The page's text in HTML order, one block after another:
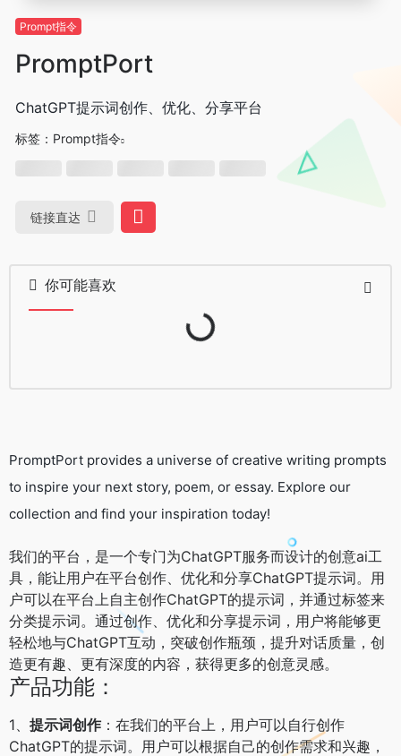
Prompt指令
PromptPort
ChatGPT提示词创作、优化、分享平台
标签： Prompt指令
链接直达
你可能喜欢
Loading...
PromptPort provides a universe of creative writing prompts
to inspire your next story, poem, or essay. Explore our
collection and find your inspiration today!
我们的平台，是一个专门为ChatGPT服务而设计的创意ai工
具，能让用户在平台创作、优化和分享ChatGPT提示词。用
户可以在平台上自主创作ChatGPT的提示词，并通过标签来
分类提示词。通过创作、优化和分享提示词，用户将能够更
轻松地与ChatGPT互动，突破创作瓶颈，提升对话质量，创
造更有趣、更有深度的内容，获得更多的创意灵感。
产品功能：
1、 提示词创作：在我们的平台上，用户可以自行创作
ChatGPT的提示词。用户可以根据自己的创作需求和兴趣，